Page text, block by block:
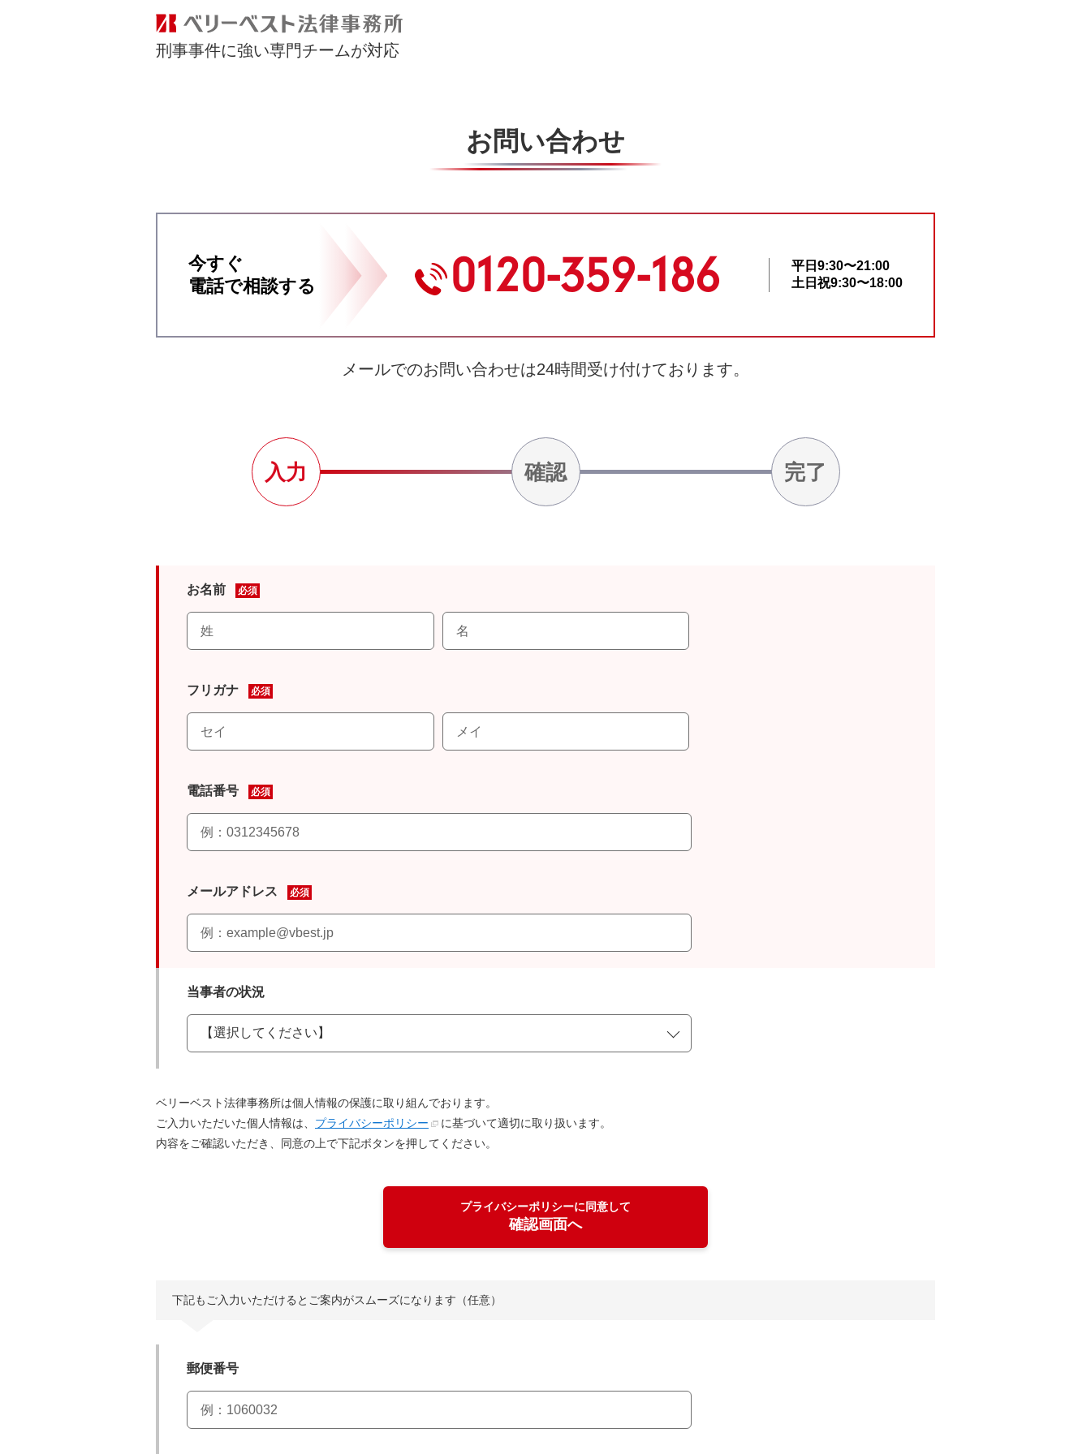
刑事事件に強い専門チームが対応
お問い合わせ
今すぐ
電話で相談する
0120-359-186
平日9:30〜21:00
土日祝9:30〜18:00
メールでのお問い合わせは24時間受け付けております。
入力 確認 完了
お名前 必須
フリガナ 必須
電話番号 必須
メールアドレス 必須
当事者の状況
ベリーベスト法律事務所は個人情報の保護に取り組んでおります。
ご入力いただいた個人情報は、 プライバシーポリシー
に基づいて適切に取り扱います。
内容をご確認いただき、同意の上で下記ボタンを押してください。
プライバシーポリシーに同意して
確認画面へ
下記もご入力いただけると ご案内がスムーズになります（任意）
郵便番号